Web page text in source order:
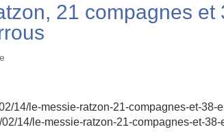
21 compagnes
14/le-messie-ratzon-21-compagnes-et-38-
14/le-messie-ratzon-21-compagnes-et-